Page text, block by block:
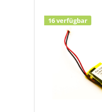
16 verfügbar